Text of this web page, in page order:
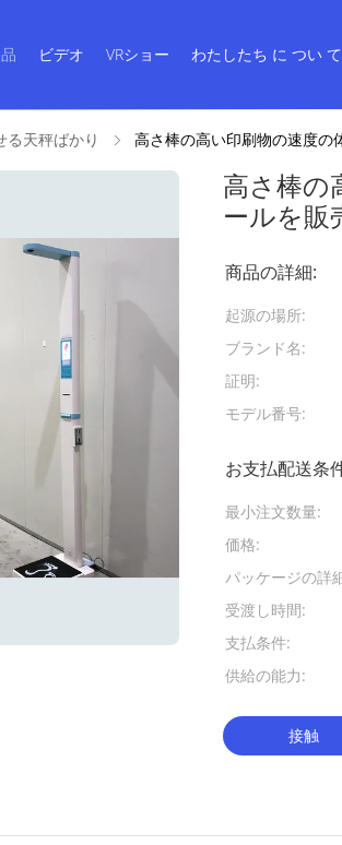
ビデオ VRショー わたしたち に つい て
る天秤ばかり 高さ棒の高い印刷物の速度の
高さ棒の
ールを販
商品の詳細:
起源の場所:
ブランド名:
証明:
モデル番号:
お支払配送条
最小注文数量:
価格:
パッケージの詳
受渡し時間:
支払条件:
供給の能力:
接触